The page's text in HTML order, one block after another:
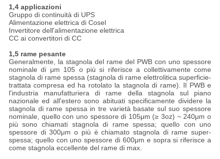
1,4 applicazioni
Gruppo di continuità di UPS
Alimentazione elettrica di Cosel
Invertitore dell'alimentazione elettrica
CC ai convertitori di CC
1,5 rame pesante
Generalmente, la stagnola del rame del PWB con uno spessore
nominale di μm 105 o più si riferisce a collettivamente come
stagnola di rame spessa (stagnola di rame elettrolitica superficie-
trattata compresa ed ha rotolato la stagnola di rame). Il PWB e
l'industria manufatturiera di rame della stagnola sul piano
nazionale ed all'estero sono abituati specificamente dividere la
stagnola di rame spessa in tre varietà basate sul suo spessore
nominale, quello con uno spessore di 105μm (≥ 3oz) ~ 240μm o
più sono chiamati stagnola di rame spessa; quello con uno
spessore di 300μm o più è chiamato stagnola di rame super-
spessa; quello con uno spessore di 600μm e sopra si riferisce a
come stagnola eccellente del rame di max.